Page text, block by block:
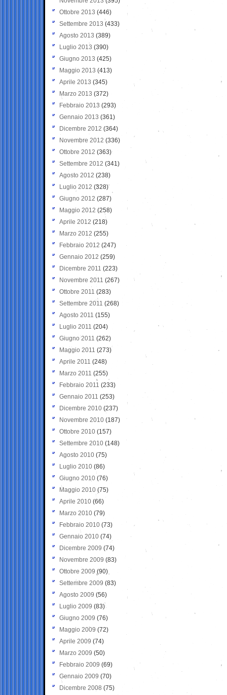
Ottobre 2013 (446)
Settembre 2013 (433)
Agosto 2013 (389)
Luglio 2013 (390)
Giugno 2013 (425)
Maggio 2013 (413)
Aprile 2013 (345)
Marzo 2013 (372)
Febbraio 2013 (293)
Gennaio 2013 (361)
Dicembre 2012 (364)
Novembre 2012 (336)
Ottobre 2012 (363)
Settembre 2012 (341)
Agosto 2012 (238)
Luglio 2012 (328)
Giugno 2012 (287)
Maggio 2012 (258)
Aprile 2012 (218)
Marzo 2012 (255)
Febbraio 2012 (247)
Gennaio 2012 (259)
Dicembre 2011 (223)
Novembre 2011 (267)
Ottobre 2011 (283)
Settembre 2011 (268)
Agosto 2011 (155)
Luglio 2011 (204)
Giugno 2011 (262)
Maggio 2011 (273)
Aprile 2011 (248)
Marzo 2011 (255)
Febbraio 2011 (233)
Gennaio 2011 (253)
Dicembre 2010 (237)
Novembre 2010 (187)
Ottobre 2010 (157)
Settembre 2010 (148)
Agosto 2010 (75)
Luglio 2010 (86)
Giugno 2010 (76)
Maggio 2010 (75)
Aprile 2010 (66)
Marzo 2010 (79)
Febbraio 2010 (73)
Gennaio 2010 (74)
Dicembre 2009 (74)
Novembre 2009 (83)
Ottobre 2009 (90)
Settembre 2009 (83)
Agosto 2009 (56)
Luglio 2009 (83)
Giugno 2009 (76)
Maggio 2009 (72)
Aprile 2009 (74)
Marzo 2009 (50)
Febbraio 2009 (69)
Gennaio 2009 (70)
Dicembre 2008 (75)